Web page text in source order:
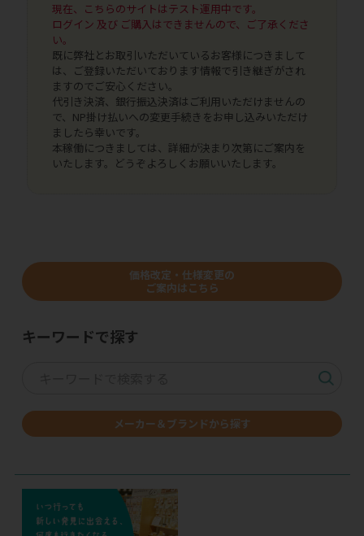
現在、こちらのサイトはテスト運用中です。
ログイン 及び ご購入はできませんので、ご了承くださ
い。
既に弊社とお取引いただいているお客様につきまして
は、ご登録いただいております情報で引き継ぎがされ
ますのでご安心ください。
代引き決済、銀行振込決済はご利用いただけませんの
で、NP掛け払いへの変更手続きをお申し込みいただけ
ましたら幸いです。
本稼働につきましては、詳細が決まり次第にご案内を
いたします。どうぞよろしくお願いいたします。
価格改定・仕様変更の
ご案内はこちら
キーワードで探す
メーカー＆ブランドから探す